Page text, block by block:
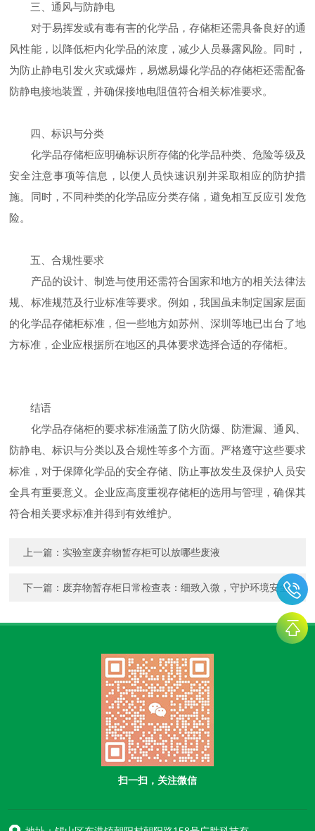
三、通风与防静电
对于易挥发或有毒有害的化学品，存储柜还需具备良好的通
风性能，以降低柜内化学品的浓度，减少人员暴露风险。同时，
为防止静电引发火灾或爆炸，易燃易爆化学品的存储柜还需配备
防静电接地装置，并确保接地电阻值符合相关标准要求。
四、标识与分类
化学品存储柜应明确标识所存储的化学品种类、危险等级及
安全注意事项等信息，以便人员快速识别并采取相应的防护措
施。同时，不同种类的化学品应分类存储，避免相互反应引发危
险。
五、合规性要求
产品的设计、制造与使用还需符合国家和地方的相关法律法
规、标准规范及行业标准等要求。例如，我国虽未制定国家层面
的化学品存储柜标准，但一些地方如苏州、深圳等地已出台了地
方标准，企业应根据所在地区的具体要求选择合适的存储柜。
结语
化学品存储柜的要求标准涵盖了防火防爆、防泄漏、通风、
防静电、标识与分类以及合规性等多个方面。严格遵守这些要求
标准，对于保障化学品的安全存储、防止事故发生及保护人员安
全具有重要意义。企业应高度重视存储柜的选用与管理，确保其
符合相关要求标准并得到有效维护。
上一篇： 实验室废弃物暂存柜可以放哪些废液
下一篇： 废弃物暂存柜日常检查表：细致入微，守护环境安全
扫一扫，关注微信